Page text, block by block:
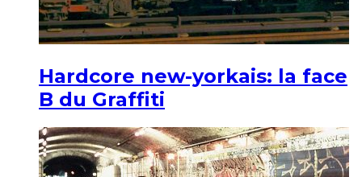
Hardcore new-yorkais: la face
B du Graffiti